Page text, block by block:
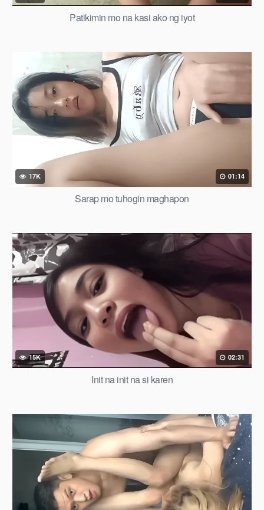
Patikimin mo na kasi ako ng iyot
17K 01:14
Sarap mo tuhogin maghapon
15K 02:31
Init na init na si karen